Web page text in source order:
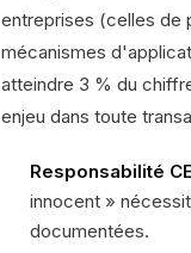
entreprises (celles de
mécanismes
atteindre 3 % du
enjeu dans toute
Responsabilité
innocent »
documentées.